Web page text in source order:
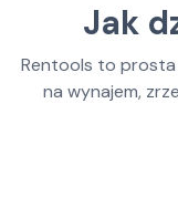
Jak
Rentools to
na wynajem,